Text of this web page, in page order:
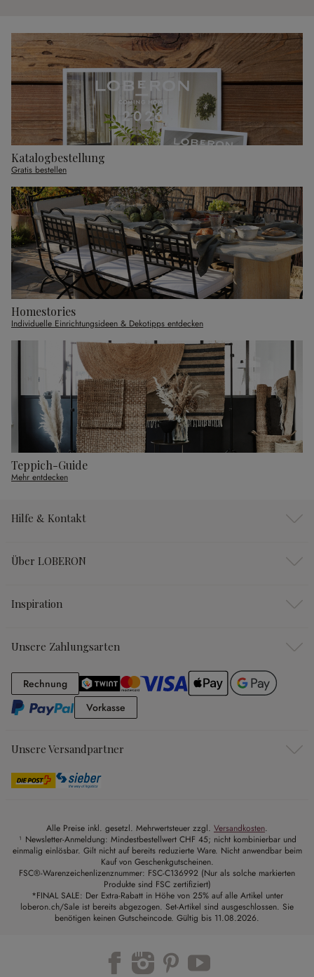
Katalogbestellung
Gratis bestellen
Homestories
Individuelle Einrichtungsideen & Dekotipps entdecken
Teppich-Guide
Mehr entdecken
Hilfe & Kontakt
Über LOBERON
Inspiration
Unsere Zahlungsarten
RechnungRechnung
Vorkasse
Unsere Versandpartner
Alle Preise inkl. gesetzl. Mehrwertsteuer zzgl. Versandkosten.
¹ Newsletter-Anmeldung: Mindestbestellwert CHF 45; nicht kombinierbar und
einmalig einlösbar. Gilt nicht auf bereits reduzierte Ware. Nicht anwendbar beim
Kauf von Geschenkgutscheinen.
FSC®-Warenzeichenlizenznummer: FSC-C136992 (Nur als solche markierten
Produkte sind FSC zertifiziert)
*FINAL SALE: Der Extra-Rabatt in Höhe von 25% auf alle Artikel unter
loberon.ch/Sale ist bereits abgezogen. Set-Artikel sind ausgeschlossen. Sie
benötigen keinen Gutscheincode. Gültig bis 11.08.2026.